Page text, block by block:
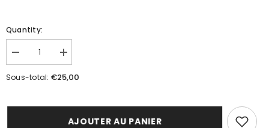
Quantity:
Réduire
la
quantité
Augmenter
la
quantité
de
monoï
Sous-total: €25,00
AJOUTER AU PANIER